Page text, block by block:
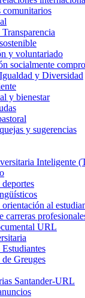
comunitarios
y voluntariado
socialmente
y Diversidad
y bienestar
y sugerencias
Inteligente
al
carreras
URL
Greuges
Santander-URL